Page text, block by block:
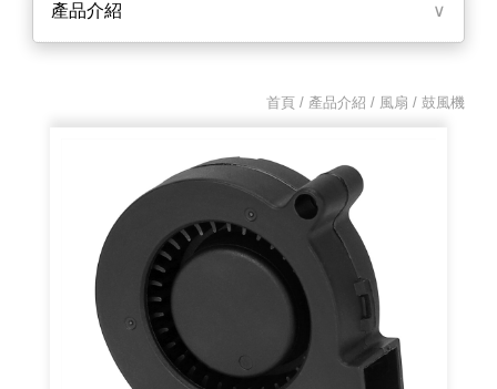
產品介紹 ∨
首頁 / 產品介紹 / 風扇 / 鼓風機